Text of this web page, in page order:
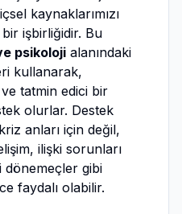
kaynaklarımızı
işbirliğidir. Bu
psikoloji alanındaki
kullanarak,
tatmin edici bir
olurlar. Destek
anları için değil,
ilişki sorunları
dönemeçler gibi
faydalı olabilir.